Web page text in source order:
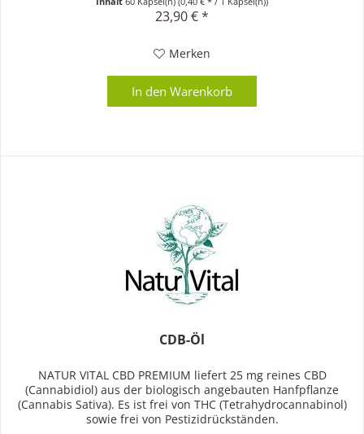
23,90 € *
Merken
In den Warenkorb
CDB-Öl
NATUR VITAL CBD PREMIUM liefert 25 mg reines CBD
(Cannabidiol) aus der biologisch angebauten Hanfpflanze
(Cannabis Sativa). Es ist frei von THC (Tetrahydrocannabinol)
sowie frei von Pestizidrückständen.